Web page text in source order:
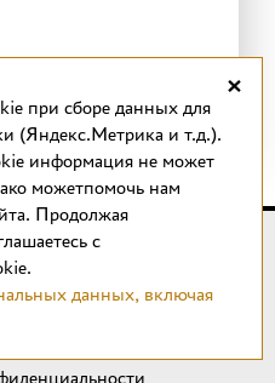
КОТТО design
светильников, напольных
сантехники.
×
при сборе данных для
(Яндекс.Метрика и т.д.).
информация не может
можетпомочь нам
Продолжая
с
данных, включая